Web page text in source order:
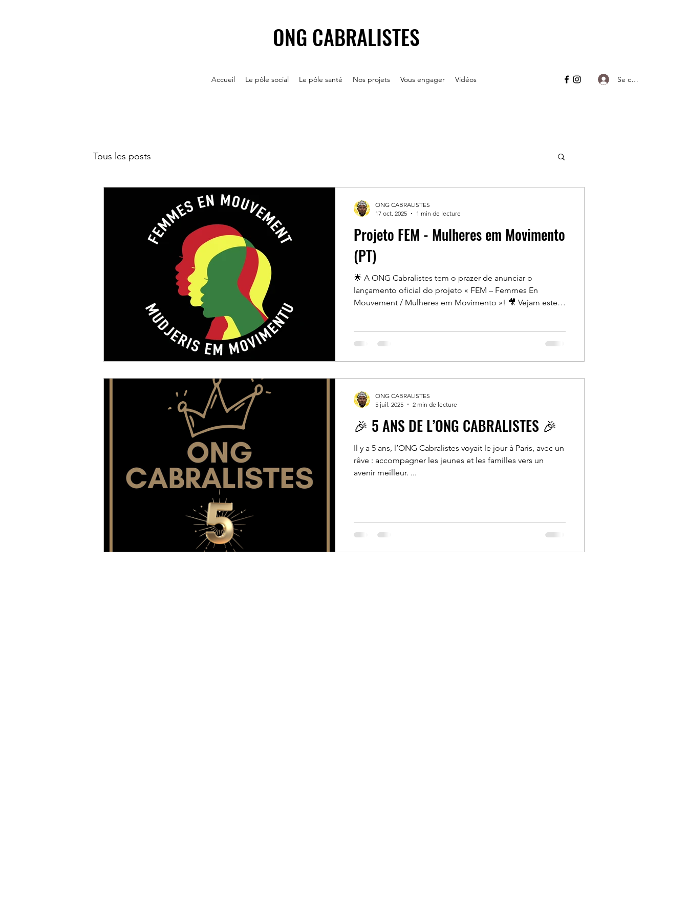
ONG CABRALISTES
Accueil Le pôle social Le pôle santé Nos projets Vous engager Vidéos Se connecter
Tous les posts
Projeto FEM - Mulheres em Movimento
(PT)
🌟 A ONG Cabralistes tem o prazer de anunciar o
lançamento oficial do projeto « FEM – Femmes En
Mouvement / Mulheres em Movimento »! 🎥 Vejam este
feminina. A sua história inspira-nos a continuar a acreditar
projeto FEM visa promover a inserção socioeconómica
de 100 mulheres entre os 16 e os 35 anos provenientes de
ONG CABRALISTES
17 oct. 2025
1 min de lecture
🎉 5 ANS DE L’ONG CABRALISTES 🎉
Il y a 5 ans, l’ONG Cabralistes voyait le jour à Paris, avec un
rêve : accompagner les jeunes et les familles vers un
avenir meilleur. ...
ONG CABRALISTES
5 juil. 2025
2 min de lecture